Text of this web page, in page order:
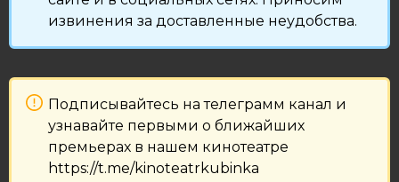
извинения за доставленные неудобства.
Подписывайтесь на телеграмм канал и
узнавайте первыми о ближайших
премьерах в нашем кинотеатре
https://t.me/kinoteatrkubinka